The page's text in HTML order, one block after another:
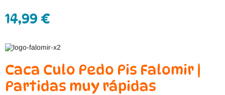
14,99 €
Caca Culo Pedo Pis Falomir |
Partidas muy rápidas